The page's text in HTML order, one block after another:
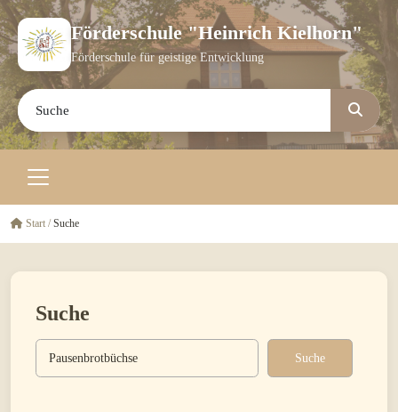
Förderschule "Heinrich Kielhorn"
Förderschule für geistige Entwicklung
Suche
Start /Suche